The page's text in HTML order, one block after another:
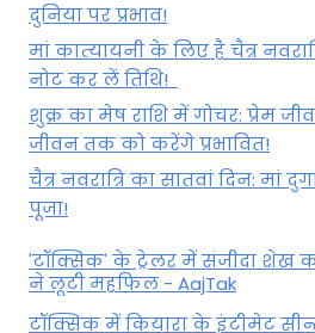
दुनिया पर प्रभाव!
मां कात्‍यायनी के लिए है चैत्र
नोट कर लें तिथि!
शुक्र का मेष राशि में गोचर: प्रेम
जीवन तक को करेंगे प्रभावित!
चैत्र नवरात्रि का सातवां दिन: मां
पूजा!
'टॉक्सिक' के ट्रेलर में संजीदा शेख
ने लूटी महफिल - AajTak
टॉक्सिक में कियारा के इंटीमेट